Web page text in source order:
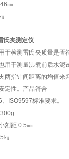
㎜
氏夹测定仪
检测雷氏夹质量是否
用于测量沸煮前后水泥
两指针间距离的增值来
定性。产品符合
ISO9597标准要求。
刻距 0.5㎜
㎏